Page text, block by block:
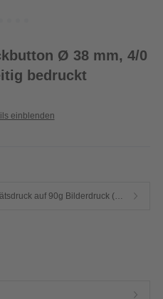
Ø 38 mm, 4/0
bedruckt
einblenden